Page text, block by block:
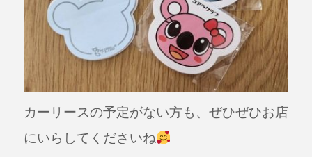
カーリースの予定がない方も、ぜひぜひお店
にいらしてくださいね